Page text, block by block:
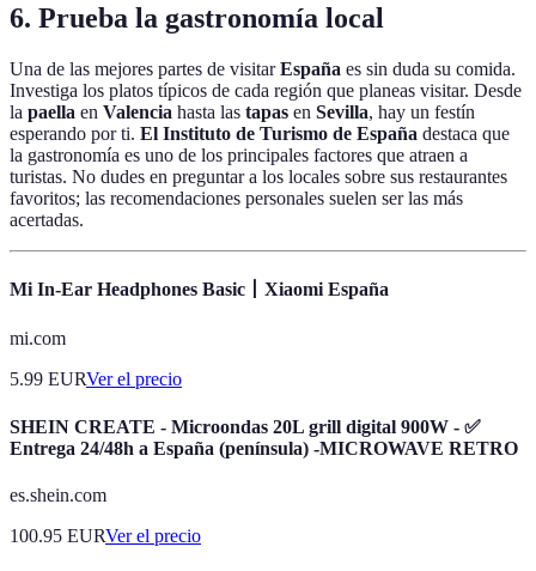
6. Prueba la gastronomía local
Una de las mejores partes de visitarEspaña es sin duda su comida.
Investiga los platos típicos de cada región que planeas visitar. Desde
la paella en Valencia hasta las tapas en Sevilla, hay un festín
esperando por ti. El Instituto de Turismo de España destaca que
la gastronomía es uno de los principales factores que atraen a
turistas. No dudes en preguntar a los locales sobre sus restaurantes
favoritos; las recomendaciones personales suelen ser las más
acertadas.
Mi In-Ear Headphones Basic丨Xiaomi España
mi.com
5.99 EURVer el precio
SHEIN CREATE - Microondas 20L grill digital 900W - ✅
Entrega 24/48h a España (península) -MICROWAVE RETRO
es.shein.com
100.95 EURVer el precio